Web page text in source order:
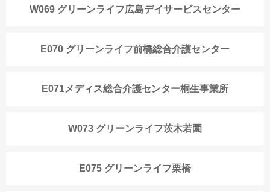
W069 グリーンライフ広島デイサービスセンター
E070 グリーンライフ前橋総合介護センター
E071メディス総合介護センター桐生事業所
W073 グリーンライフ茨木若園
E075 グリーンライフ栗橋